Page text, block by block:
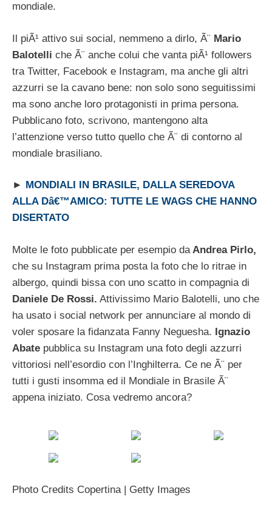
mondiale.
Il piÃ¹ attivo sui social, nemmeno a dirlo, Ã¨ Mario
Balotelli che Ã¨ anche colui che vanta piÃ¹ followers
tra Twitter, Facebook e Instagram, ma anche gli altri
azzurri se la cavano bene: non solo sono seguitissimi
ma sono anche loro protagonisti in prima persona.
Pubblicano foto, scrivono, mantengono alta
l’attenzione verso tutto quello che Ã¨ di contorno al
mondiale brasiliano.
► MONDIALI IN BRASILE, DALLA SEREDOVA
ALLA Dâ€™AMICO: TUTTE LE WAGS CHE HANNO
DISERTATO
Molte le foto pubblicate per esempio da Andrea Pirlo,
che su Instagram prima posta la foto che lo ritrae in
albergo, quindi bissa con uno scatto in compagnia di
Daniele De Rossi. Attivissimo Mario Balotelli, uno che
ha usato i social network per annunciare al mondo di
voler sposare la fidanzata Fanny Neguesha. Ignazio
Abate pubblica su Instagram una foto degli azzurri
vittoriosi nell’esordio con l’Inghilterra. Ce ne Ã¨ per
tutti i gusti insomma ed il Mondiale in Brasile Ã¨
appena iniziato. Cosa vedremo ancora?
Photo Credits Copertina | Getty Images